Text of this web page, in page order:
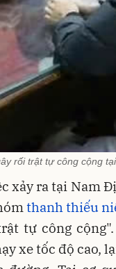
rối trật tự công cộng
xảy ra tại Nam
thanh thiếu
tự công
xe tốc độ cao,